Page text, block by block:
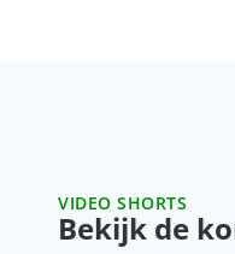
VIDEO SHORTS
Bekijk de